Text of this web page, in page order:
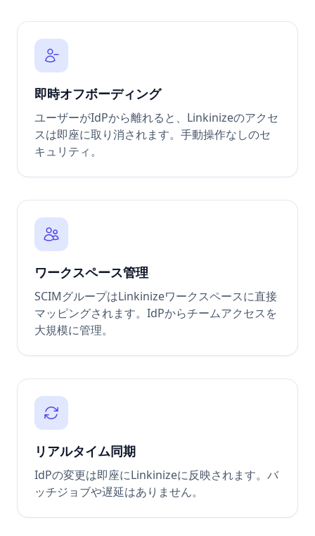
即時オフボーディング
ユーザーがIdPから離れると、Linkinizeのアクセ
スは即座に取り消されます。手動操作なしのセ
キュリティ。
ワークスペース管理
SCIMグループはLinkinizeワークスペースに直接
マッピングされます。IdPからチームアクセスを
大規模に管理。
リアルタイム同期
IdPの変更は即座にLinkinizeに反映されます。バ
ッチジョブや遅延はありません。